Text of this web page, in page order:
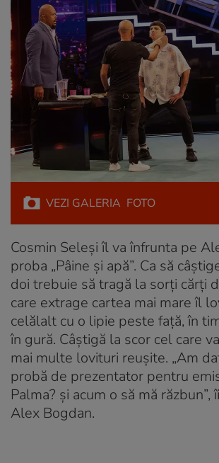
VEZI GALERIA FOTO
Cosmin Seleși îl va înfrunta pe
proba „Pâine și apă”. Ca să
doi trebuie să tragă la sorți cărți
care extrage cartea mai mare îl
celălalt cu o lipie peste față, în
în gură. Câștigă la scor cel care
mai multe lovituri reușite. „Am
probă de prezentator pentru
Palma? și acum o să mă răzbun”,
Alex Bogdan.